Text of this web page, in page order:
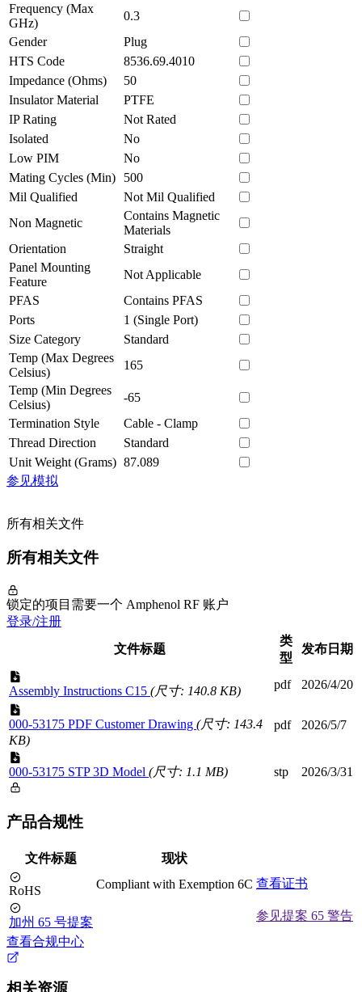
Frequency (Max
GHz)
0.3
Gender
Plug
HTS Code
8536.69.4010
Impedance (Ohms)
50
Insulator Material
PTFE
IP Rating
Not Rated
Isolated
No
Low PIM
No
Mating Cycles (Min)
500
Mil Qualified
Not Mil Qualified
Non Magnetic
Contains Magnetic
Materials
Orientation
Straight
Panel Mounting
Feature
Not Applicable
PFAS
Contains PFAS
Ports
1 (Single Port)
Size Category
Standard
Temp (Max Degrees
Celsius)
165
Temp (Min Degrees
Celsius)
-65
Termination Style
Cable - Clamp
Thread Direction
Standard
Unit Weight (Grams) 87.089
参见模拟
所有相关文件
所有相关文件
锁定的项目需要一个 Amphenol RF 账户
登录/注册
文件标题
类
型
发布日期
Assembly Instructions C15 (尺寸: 140.8 KB) pdf 2026/4/20
000-53175 PDF Customer Drawing (尺寸: 143.4
KB)
pdf 2026/5/7
000-53175 STP 3D Model (尺寸: 1.1 MB) stp 2026/3/31
产品合规性
文件标题 现状
RoHS Compliant with Exemption 6C 查看证书
加州 65 号提案
参见提案 65 警告
查看合规中心
相关资源